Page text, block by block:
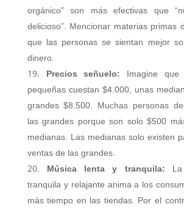
orgánico” son más efectivas que
delicioso”. Mencionar materias primas
que las personas se sientan mejor
dinero.
Precios señuelo: Imagine que
pequeñas cuestan $4.000, unas
grandes $8.500. Muchas personas
las grandes porque son solo $500
medianas. Las medianas solo existen
ventas de las grandes.
Música lenta y tranquila: La
tranquila y relajante anima a los
más tiempo en las tiendas. Por el